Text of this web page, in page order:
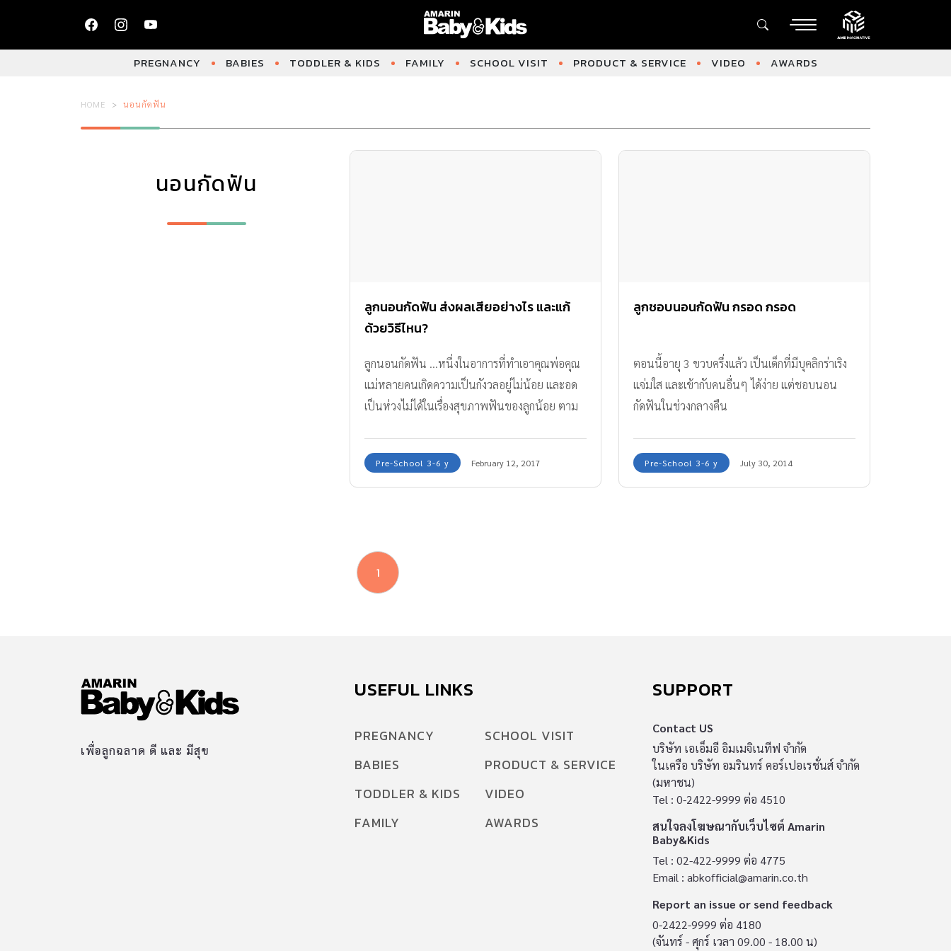
PREGNANCY BABIES TODDLER & KIDS FAMILY SCHOOL VISIT PRODUCT & SERVICE VIDEO AWARDS
HOME นอนกัดฟัน
นอนกัดฟัน
ลูกนอนกัดฟัน ส่งผลเสียอย่างไร และแก้
ด้วยวิธีไหน?
ลูกนอนกัดฟัน ...หนึ่งในอาการที่ทำเอาคุณพ่อคุณ
แม่หลายคนเกิดความเป็นกังวลอยู่ไม่น้อย และอด
เป็นห่วงไม่ได้ในเรื่องสุขภาพฟันของลูกน้อย ตาม
Pre-School 3-6 y February 12, 2017
ลูกชอบนอนกัดฟัน กรอด กรอด
ตอนนี้อายุ 3 ขวบครึ่งแล้ว เป็นเด็กที่มีบุคลิกร่าเริง
แจ่มใส และเข้ากับคนอื่นๆ ได้ง่าย แต่ชอบนอน
กัดฟันในช่วงกลางคืน
Pre-School 3-6 y July 30, 2014
1
เพื่อลูกฉลาด ดี และ มีสุข
USEFUL LINKS
PREGNANCY
BABIES
TODDLER & KIDS
FAMILY
SCHOOL VISIT
PRODUCT & SERVICE
VIDEO
AWARDS
SUPPORT
Contact US
บริษัท เอเอ็มอี อิมเมจิเนทีฟ จำกัด
ในเครือ บริษัท อมรินทร์ คอร์เปอเรชั่นส์ จำกัด
(มหาชน)
Tel : 0-2422-9999 ต่อ 4510
สนใจลงโฆษณากับเว็บไซต์ Amarin
Baby&Kids
Tel : 02-422-9999 ต่อ 4775
Email : abkofficial@amarin.co.th
Report an issue or send feedback
0-2422-9999 ต่อ 4180
(จันทร์ - ศุกร์ เวลา 09.00 - 18.00 น)